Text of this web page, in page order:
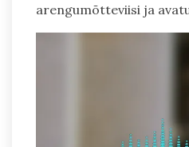
arengumõtteviisi ja